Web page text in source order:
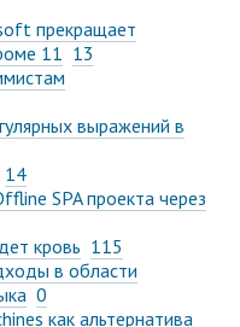
прекращает
11 13
выражений в
14
SPA проекта через
кровь 115
в области
0
как альтернатива